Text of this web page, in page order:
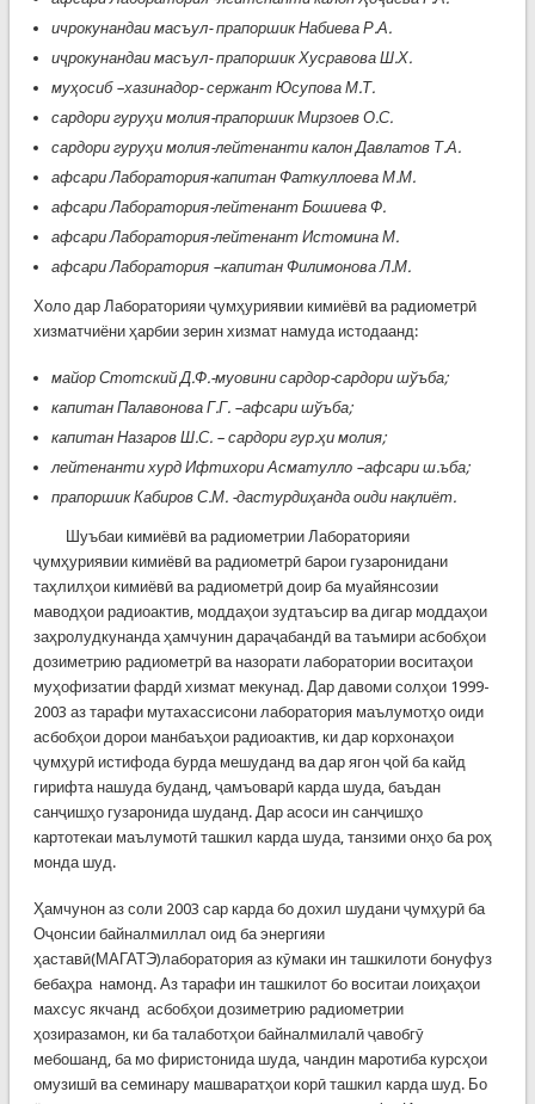
ичрокунандаи масъул- прапоршик Набиева Р.А.
иҷрокунандаи масъул- прапоршик Хусравова Ш.Х.
муҳосиб –хазинадор- сержант Юсупова М.Т.
сардори гуруҳи молия-прапоршик Мирзоев О.С.
сардори гуруҳи молия-лейтенанти калон Давлатов Т.А.
афсари Лаборатория-капитан Фаткуллоева М.М.
афсари Лаборатория-лейтенант Бошиева Ф.
афсари Лаборатория-лейтенант Истомина М.
афсари Лаборатория –капитан Филимонова Л.М.
Холо дар Лабораторияи ҷумҳуриявии кимиёвӣ ва радиометрӣ
хизматчиёни ҳарбии зерин хизмат намуда истодаанд:
майор Стотский Д.Ф.-муовини сардор-сардори шўъба;
капитан Палавонова Г.Г. –афсари шўъба;
капитан Назаров Ш.С. – сардори гур.ҳи молия;
лейтенанти хурд Ифтихори Асматулло –афсари ш.ъба;
прапоршик Кабиров С.М. -дастурдиҳанда оиди нақлиёт.
Шуъбаи кимиёвӣ ва радиометрии Лабораторияи
ҷумҳуриявии кимиёвӣ ва радиометрӣ барои гузаронидани
таҳлилҳои кимиёвӣ ва радиометрӣ доир ба муайянсозии
маводҳои радиоактив, моддаҳои зудтаъсир ва дигар моддаҳои
заҳролудкунанда ҳамчунин дараҷабандӣ ва таъмири асбобҳои
дозиметрию радиометрӣ ва назорати лаборатории воситаҳои
муҳофизатии фардӣ хизмат мекунад. Дар давоми солҳои 1999-
2003 аз тарафи мутахассисони лаборатория маълумотҳо оиди
асбобҳои дорои манбаъҳои радиоактив, ки дар корхонаҳои
ҷумҳурӣ истифода бурда мешуданд ва дар ягон ҷой ба кайд
гирифта нашуда буданд, ҷамъоварӣ карда шуда, баъдан
санҷишҳо гузаронида шуданд. Дар асоси ин санҷишҳо
картотекаи маълумотӣ ташкил карда шуда, танзими онҳо ба роҳ
монда шуд.
Ҳамчунон аз соли 2003 сар карда бо дохил шудани ҷумҳурӣ ба
Оҷонсии байналмиллал оид ба энергияи
ҳаставӣ(МАГАТЭ)лаборатория аз кӯмаки ин ташкилоти бонуфуз
бебаҳра намонд. Аз тарафи ин ташкилот бо воситаи лоиҳаҳои
махсус якчанд асбобҳои дозиметрию радиометрии
ҳозиразамон, ки ба талаботҳои байналмилалӣ ҷавобгӯ
мебошанд, ба мо фиристонида шуда, чандин маротиба курсҳои
омузишӣ ва семинару машваратҳои корӣ ташкил карда шуд. Бо